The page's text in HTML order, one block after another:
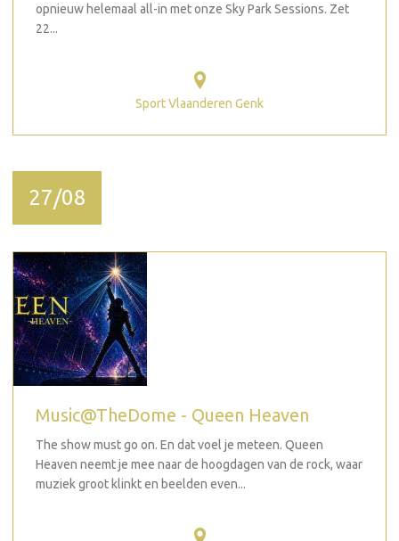
opnieuw helemaal all-in met onze Sky Park Sessions. Zet
22...
Sport Vlaanderen Genk
27/08
Music@TheDome - Queen Heaven
The show must go on. En dat voel je meteen. Queen
Heaven neemt je mee naar de hoogdagen van de rock, waar
muziek groot klinkt en beelden even...